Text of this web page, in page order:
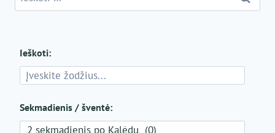
Ieškoti:
Sekmadienis / šventė: